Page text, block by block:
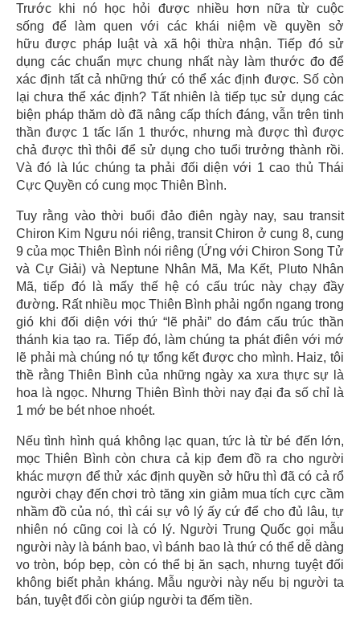
Trước khi nó học hỏi được nhiều hơn nữa từ cuộc
sống để làm quen với các khái niệm về quyền sở
hữu được pháp luật và xã hội thừa nhận. Tiếp đó sử
dụng các chuẩn mực chung nhất này làm thước đo để
xác định tất cả những thứ có thể xác định được. Số còn
lại chưa thể xác định? Tất nhiên là tiếp tục sử dụng các
biện pháp thăm dò đã nâng cấp thích đáng, vẫn trên tinh
thần được 1 tấc lấn 1 thước, nhưng mà được thì được
chả được thì thôi để sử dụng cho tuổi trưởng thành rồi.
Và đó là lúc chúng ta phải đối diện với 1 cao thủ Thái
Cực Quyền có cung mọc Thiên Bình.
Tuy rằng vào thời buổi đảo điên ngày nay, sau transit
Chiron Kim Ngưu nói riêng, transit Chiron ở cung 8, cung
9 của mọc Thiên Bình nói riêng (Ứng với Chiron Song Tử
và Cự Giải) và Neptune Nhân Mã, Ma Kết, Pluto Nhân
Mã, tiếp đó là mấy thế hệ có cấu trúc này chạy đầy
đường. Rất nhiều mọc Thiên Bình phải ngổn ngang trong
gió khi đối diện với thứ “lẽ phải” do đám cấu trúc thần
thánh kia tạo ra. Tiếp đó, làm chúng ta phát điên với mớ
lẽ phải mà chúng nó tự tổng kết được cho mình. Haiz, tôi
thề rằng Thiên Bình của những ngày xa xưa thực sự là
hoa là ngọc. Nhưng Thiên Bình thời nay đại đa số chỉ là
1 mớ be bét nhoe nhoét.
Nếu tình hình quá không lạc quan, tức là từ bé đến lớn,
mọc Thiên Bình còn chưa cả kịp đem đồ ra cho người
khác mượn để thử xác định quyền sở hữu thì đã có cả rổ
người chạy đến chơi trò tăng xin giảm mua tích cực cầm
nhầm đồ của nó, thì cái sự vô lý ấy cứ để cho đủ lâu, tự
nhiên nó cũng coi là có lý. Người Trung Quốc gọi mẫu
người này là bánh bao, vì bánh bao là thứ có thể dễ dàng
vo tròn, bóp bẹp, còn có thể bị ăn sạch, nhưng tuyệt đối
không biết phản kháng. Mẫu người này nếu bị người ta
bán, tuyệt đối còn giúp người ta đếm tiền.